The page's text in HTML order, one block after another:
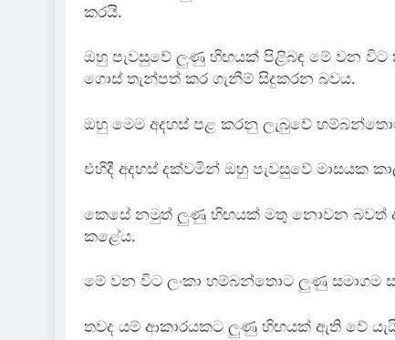
කරයි.
ඔහු පැවසුවේ ලුණු හිඟයක් පිළිබඳ මේ වන
ගොස් තැන්පත් කර ගැනීම් සිදුකරන බවය.
ඔහු මෙම අදහස් පළ කරනු ලැබුවේ හම්බන්තොට
එහිදී අදහස් දක්වමින් ඔහු පැවසුවේ මාසයක
කෙසේ නමුත් ලුණු හි ඟයක් මතු නොවන බවත්
කළේය.
මේ වන විට ලංකා හම්බන්තොට ලුණු සමාගම
තවද යම් ආකාරයකට ලුණු හිඟයක් ඇති වේ